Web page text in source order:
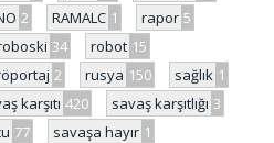
2 RAMALC 1 rapor 5
34 robot 15
2 rusya 150 sağlık 1
karşıtı 420 savaş karşıtlığı 3
77 savaşa hayır 1